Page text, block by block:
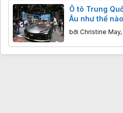
Ô tô Trung
Âu như thế
bởi Christine May,